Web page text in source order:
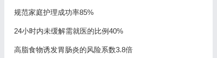
规范家庭护理成功率85%
24小时内未缓解需就医的比例40%
高脂食物诱发胃肠炎的风险系数3.8倍